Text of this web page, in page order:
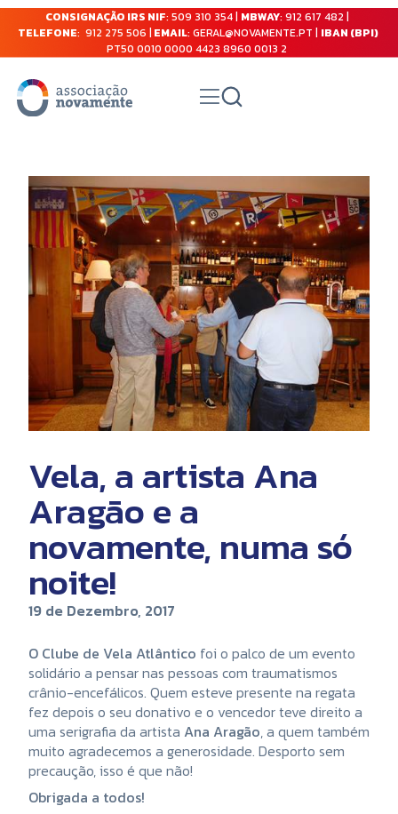
CONSIGNAÇÃO IRS NIF: 509 310 354 | MBWAY: 912 617 482 |
TELEFONE: 912 275 506 | EMAIL: GERAL@NOVAMENTE.PT | IBAN (BPI)
PT50 0010 0000 4423 8960 0013 2
Vela, a artista Ana
Aragão e a
novamente, numa só
noite!
19 de Dezembro, 2017
O Clube de Vela Atlântico foi o palco de um evento
solidário a pensar nas pessoas com traumatismos
crânio-encefálicos. Quem esteve presente na regata
fez depois o seu donativo e o vencedor teve direito a
uma serigrafia da artista Ana Aragão, a quem também
muito agradecemos a generosidade. Desporto sem
precaução, isso é que não!
Obrigada a todos!